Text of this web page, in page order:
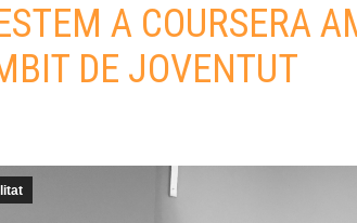
A COURSERA
DE JOVENTUT